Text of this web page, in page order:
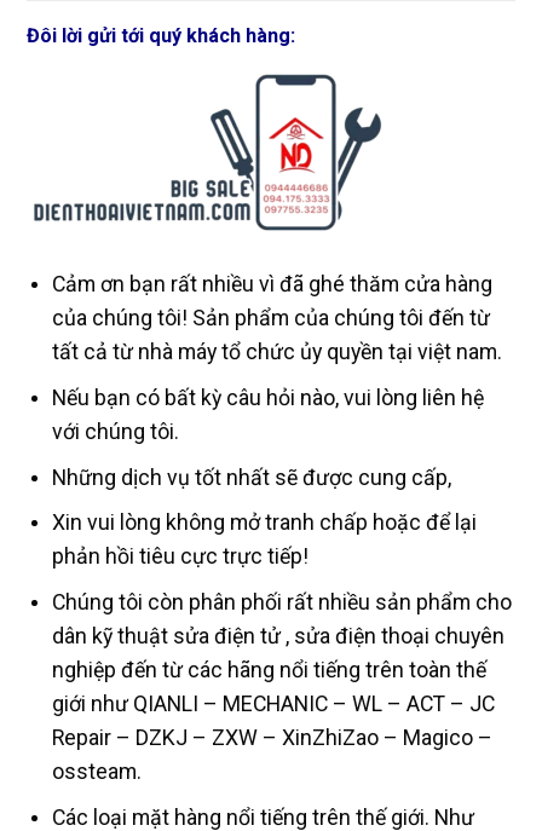
Đôi lời gửi tới quý khách hàng:
Cảm ơn bạn rất nhiều vì đã ghé thăm cửa hàng
của chúng tôi! Sản phẩm của chúng tôi đến từ
tất cả từ nhà máy tổ chức ủy quyền tại việt nam.
Nếu bạn có bất kỳ câu hỏi nào, vui lòng liên hệ
với chúng tôi.
Những dịch vụ tốt nhất sẽ được cung cấp,
Xin vui lòng không mở tranh chấp hoặc để lại
phản hồi tiêu cực trực tiếp!
Chúng tôi còn phân phối rất nhiều sản phẩm cho
dân kỹ thuật sửa điện tử , sửa điện thoại chuyên
nghiệp đến từ các hãng nổi tiếng trên toàn thế
giới như QIANLI – MECHANIC – WL – ACT – JC
Repair – DZKJ – ZXW – XinZhiZao – Magico –
ossteam.
Các loại mặt hàng nổi tiếng trên thế giới. Như